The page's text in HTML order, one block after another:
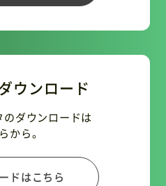
ウンロード
ダウンロードは
から。
ドはこちら